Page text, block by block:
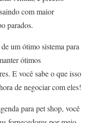
com maior
parados.
um ótimo sistema para
ótimos
E você sabe o que isso
de negociar com eles!
para pet shop, você